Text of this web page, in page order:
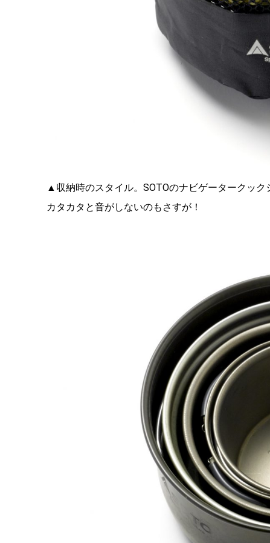
▲収納時のスタイル。SOTOのナビゲータークッ
カタカタと音がしないのもさすが！